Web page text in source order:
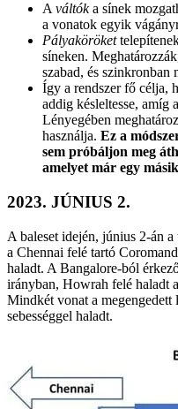
A váltóka sínek
a vonatok egyik
Pályaköröket
síneken.
szabad, és szinkronban
Így a rendszer fő célja,
addig késleltesse, amíg
Lényegében
használja. Ez a
sem próbáljon meg
amelyet már egy
2023. JÚNIUS 2.
A baleset idején, június 2-án
a Chennai felé tartó
haladt. A Bangalore-ból
irányban, Howrah felé haladt
Mindkét vonat a
sebességgel haladt.